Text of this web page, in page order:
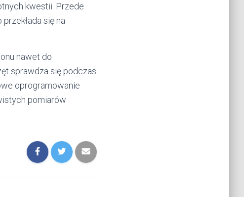
kwestii. Przede
się na
nawet do
sprawdza się podczas
oprogramowanie
pomiarów